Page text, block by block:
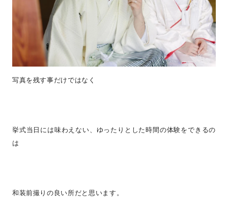
写真を残す事だけではなく
挙式当日には味わえない、ゆったりとした時間の体験をできるの
は
和装前撮りの良い所だと思います。